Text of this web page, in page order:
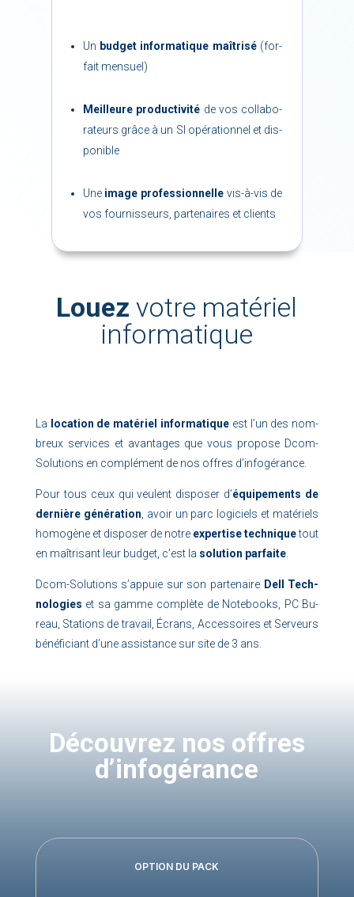
Un bud­get in­for­ma­tique maî­tri­sé(for­
fait men­suel)
Meilleure pro­duc­ti­vi­té de vos col­la­bo­
ra­teurs grâce à un SI opé­ra­tion­nel et dis­
po­nible
Une image pro­fes­sion­nelle vis-à-vis de
vos four­nis­seurs, par­te­naires et clients
Louez votre matériel
informatique
La lo­ca­tion de ma­té­riel in­for­ma­tique est l’un des nom­
breux ser­vices et avan­tages que vous pro­pose Dcom-
So­lu­tions en com­plé­ment de nos offres d’infogérance.
Pour tous ceux qui veulent dis­po­ser d’équi­pe­ments de
der­nière gé­né­ra­tion , avoir un parc lo­gi­ciels et ma­té­riels
ho­mo­gène et dis­po­ser de notre ex­per­tise tech­niquetout
en maî­tri­sant leur bud­get, c’est la so­lu­tion par­faite.
Dcom-So­lu­tions s’appuie sur son par­te­naire Dell Tech­
no­lo­gies et sa gamme com­plète de No­te­books, PC Bu­
reau, Sta­tions de tra­vail, Écrans, Ac­ces­soires et Ser­veurs
bé­né­fi­ciant d’une as­sis­tance sur site de 3 ans.
Dé­cou­vrez nos offres
d’in­fo­gé­rance
OP­TION DU PACK